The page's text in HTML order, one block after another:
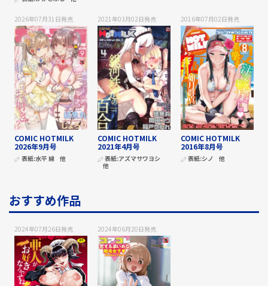
2026年07月31日発売
COMIC HOTMILK
2026年9月号
表紙:水平 線 他
2021年03月02日発売
COMIC HOTMILK
2021年4月号
表紙:アズマサワヨシ
他
2016年07月02日発売
COMIC HOTMILK
2016年8月号
表紙:シノ 他
おすすめ作品
2024年07月26日発売 2024年06月20日発売